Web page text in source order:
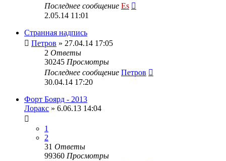
Последнее сообщение Es
2.05.14 11:01
Странная надпись
Петров » 27.04.14 17:05
2 Ответы
30245 Просмотры
Последнее сообщение Петров
30.04.14 17:20
Форт Боярд - 2013
Лоракс » 6.06.13 14:04
1
2
31 Ответы
99360 Просмотры